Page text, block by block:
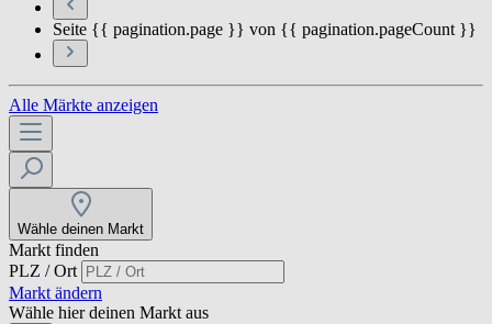
Seite {{ pagination.page }} von {{ pagination.pageCount }}
Alle Märkte anzeigen
Wähle deinen Markt
Markt finden
PLZ / Ort
Markt ändern
Wähle hier deinen Markt aus